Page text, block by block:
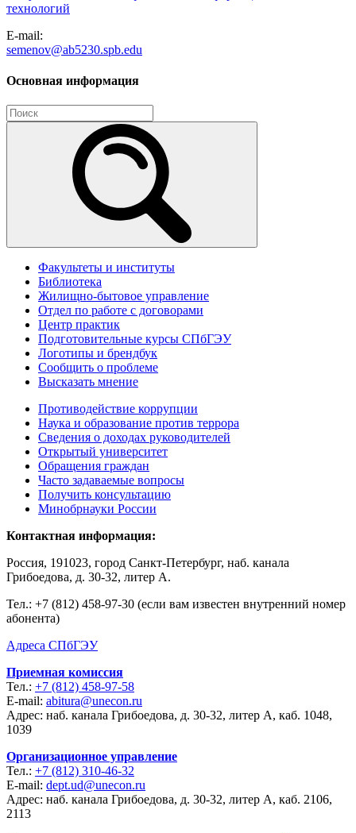
технологий
E-mail:
semenov@ab5230.spb.edu
Основная информация
Факультеты и институты
Библиотека
Жилищно-бытовое управление
Отдел по работе с договорами
Центр практик
Подготовительные курсы СПбГЭУ
Логотипы и брендбук
Сообщить о проблеме
Высказать мнение
Противодействие коррупции
Наука и образование против террора
Сведения о доходах руководителей
Открытый университет
Обращения граждан
Часто задаваемые вопросы
Получить консультацию
Минобрнауки России
Контактная информация:
Россия, 191023, город Санкт-Петербург, наб. канала
Грибоедова, д. 30-32, литер А.
Тел.: +7 (812) 458-97-30 (если вам известен внутренний номер
абонента)
Адреса СПбГЭУ
Приемная комиссия
Тел.: +7 (812) 458-97-58
E-mail: abitura@unecon.ru
Адрес: наб. канала Грибоедова, д. 30-32, литер А, каб. 1048,
1039
Организационное управление
Тел.: +7 (812) 310-46-32
E-mail: dept.ud@unecon.ru
Адрес: наб. канала Грибоедова, д. 30-32, литер А, каб. 2106,
2113